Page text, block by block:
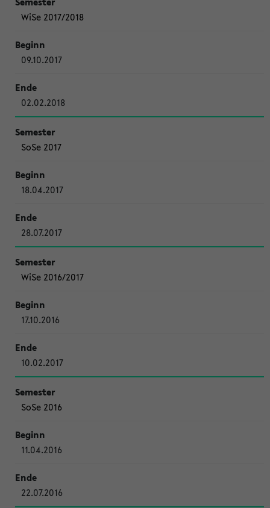
WiSe 2017/2018
09.10.2017
02.02.2018
SoSe 2017
18.04.2017
28.07.2017
WiSe 2016/2017
17.10.2016
10.02.2017
SoSe 2016
11.04.2016
22.07.2016